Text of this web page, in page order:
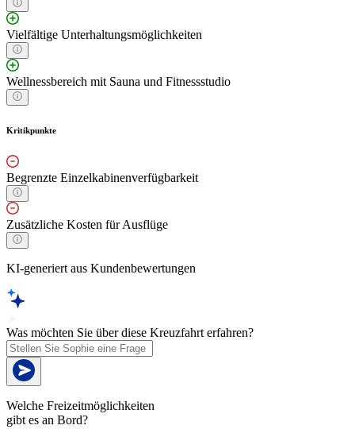
Vielfältige Unterhaltungsmöglichkeiten
Wellnessbereich mit Sauna und Fitnessstudio
Kritikpunkte
Begrenzte Einzelkabinenverfügbarkeit
Zusätzliche Kosten für Ausflüge
KI-generiert aus Kundenbewertungen
Was möchten Sie über diese Kreuzfahrt erfahren?
Welche Freizeitmöglichkeiten
gibt es an Bord?